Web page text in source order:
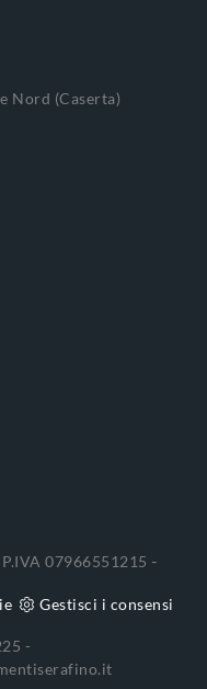
Nord (Caserta)
P.IVA 07966551215 -
Gestisci i consensi
-